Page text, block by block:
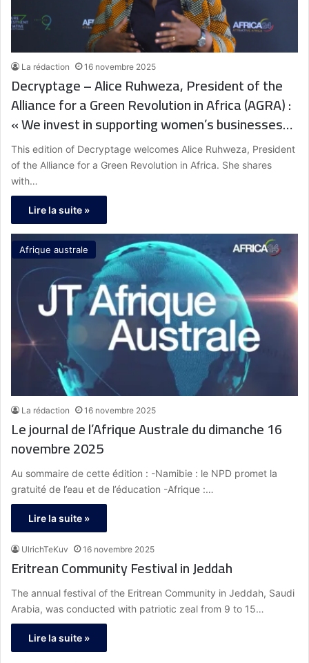
La rédaction 16 novembre 2025
Decryptage – Alice Ruhweza, President of the
Alliance for a Green Revolution in Africa (AGRA) :
« We invest in supporting women’s businesses
because women produce 60% of the agriculture
in Africa. »
This edition of Decryptage welcomes Alice Ruhweza, President
of the Alliance for a Green Revolution in Africa. She shares
with…
Lire la suite »
Afrique australe
La rédaction 16 novembre 2025
Le journal de l’Afrique Australe du dimanche 16
novembre 2025
Au sommaire de cette édition : -Namibie : le NPD promet la
gratuité de l’eau et de l’éducation -Afrique :…
Lire la suite »
UlrichTeKuv 16 novembre 2025
Eritrean Community Festival in Jeddah
The annual festival of the Eritrean Community in Jeddah, Saudi
Arabia, was conducted with patriotic zeal from 9 to 15…
Lire la suite »